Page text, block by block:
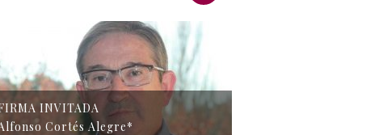
INVITADA
Cortés Alegre*